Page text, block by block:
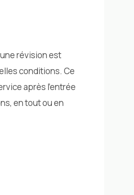
révision est
conditions. Ce
après l’entrée
en tout ou en